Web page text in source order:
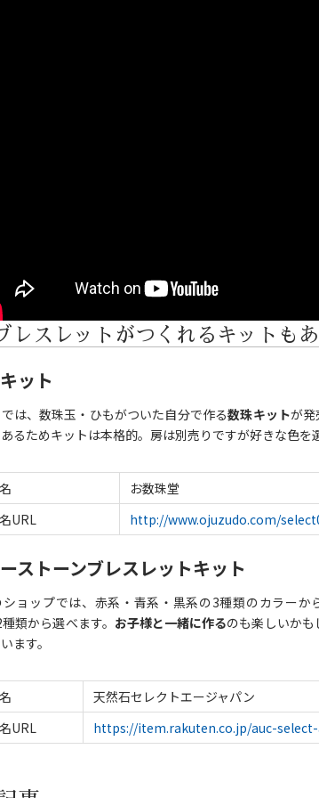
レスレットがつくれるキットも
ット
は、数珠玉・ひもがついた自分で作る数珠キットが発
るためキットは本格的。房は別売りですが好きな色を
お数珠堂
URL
http://www.ojuzudo.com/
ストーンブレスレットキット
ショップでは、赤系・青系・黒系の3種類のカラー
類から選べます。 お子様と一緒に作るのも楽しいか
ます。
天然石セレクトエージャパン
URL
https://item.rakuten.co.jp/auc-